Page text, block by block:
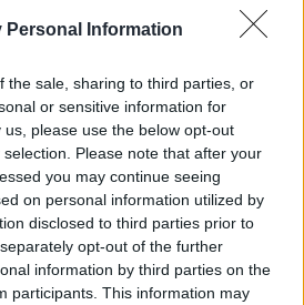
Personal Information
the sale, sharing to third parties, or
or sensitive information for
please use the below opt-out
Please note that after your
you may continue seeing
on personal information utilized by
disclosed to third parties prior to
opt-out of the further
information by third parties on the
participants. This information may
του προέδρου του
Αλλαγής Νίκου
Χανιά, ξεκινώντας την
Κρήτη.
ο οποίος συνοδεύεται
και
κατά τη διάρκεια
σημεία της πόλης, στην
και ο δήμαρχοςΧανίων
, συναντήθηκε με